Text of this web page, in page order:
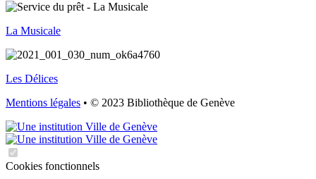
La Musicale
Les Délices
Mentions légales • © 2023 Bibliothèque de Genève
Cookies fonctionnels